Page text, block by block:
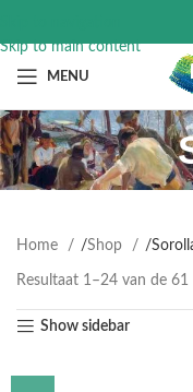
Skip to main content
MENU
Home Shop
Resultaat 1–24 van de
Show sidebar